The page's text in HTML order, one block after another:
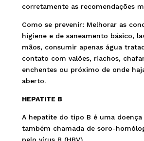
corretamente as recomendações
Como se prevenir: Melhorar as
higiene e de saneamento básico,
mãos, consumir apenas água
contato com valões, riachos,
enchentes ou próximo de onde
aberto.
HEPATITE B
A hepatite do tipo B é uma doença
também chamada de soro-